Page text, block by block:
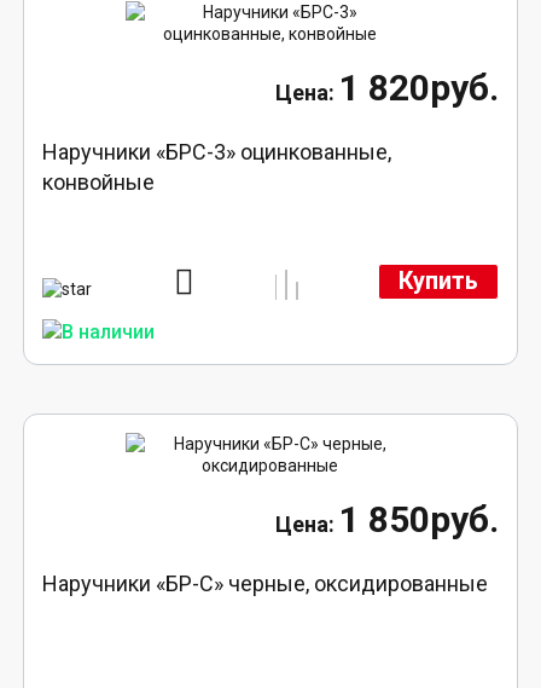
1 820руб.
Наручники «БРС-3» оцинкованные,
конвойные
Купить
1 850руб.
Наручники «БР-С» черные, оксидированные